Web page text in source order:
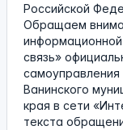
Российской
Обращаем
связь»
самоуправления
Ванинского
края в сети
текста